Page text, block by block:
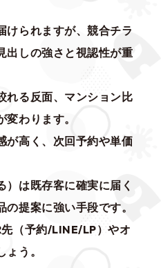
けられますが、競合チラ
出しの強さと視認性が重
れる反面、マンション比
わります。
が高く、次回予約や単価
）は既存客に確実に届く
提案に強い手段です。
（予約/LINE/LP）やオ
う。